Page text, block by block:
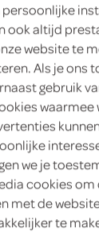
25 jaar? Laat je
zien
18 jaar
alcohol
ook altijd
website te
Als je ons
gebruik
waarmee
we je
cookies
met de
te